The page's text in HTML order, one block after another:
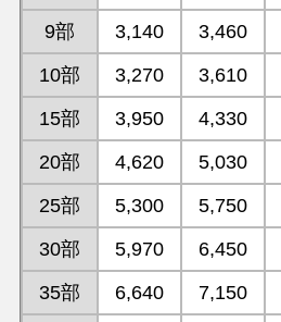
9部
3,140 3,460
10部
3,270 3,610
15部
3,950 4,330
20部
4,620 5,030
25部
5,300 5,750
30部
5,970 6,450
35部
6,640 7,150